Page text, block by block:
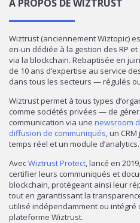
À PROPOS DE WIZTRUST
Wiztrust (anciennement Wiztopic)
en-un dédiée à la gestion des RP
via la blockchain. Rebaptisée en
de 10 ans d’expertise au service
dans tous les secteurs — régulés
Wiztrust permet à tous types
comme sociétés privées — de gérer
communication via une newsroom
diffusion de communiqués, un
temps réel et un module d’analytics.
AvecWiztrust Protect, lancé en
certifier leurs communiqués et
blockchain, protégeant ainsi leur
tout en garantissant la
utilisé indépendamment ou intégré
plateforme Wiztrust.